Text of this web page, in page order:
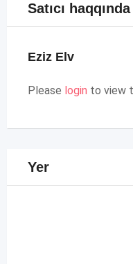
Satıcı haqqında
Eziz Elv
Please login to view
Yer